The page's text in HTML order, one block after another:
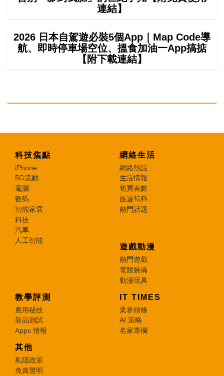
連結】
2026 日本自駕遊必裝5個App｜Map Code導
航、即時停車場空位、搵食加油一App搞掂
【附下載連結】
科技焦點
iPhone
5G流動
電腦
數碼
智能家居
科技
汽車
人工智能
網絡生活
網絡熱話
生活情報
筍買着數
旅遊筍料
熱門話題
遊戲動漫
熱門遊戲
電競裝備
動漫玩具
教學評測
應用秘技
新品測試
Apps 情報
IT TIMES
業界頭條
AI 策略
名家專欄
其他
私隱政策
免責聲明